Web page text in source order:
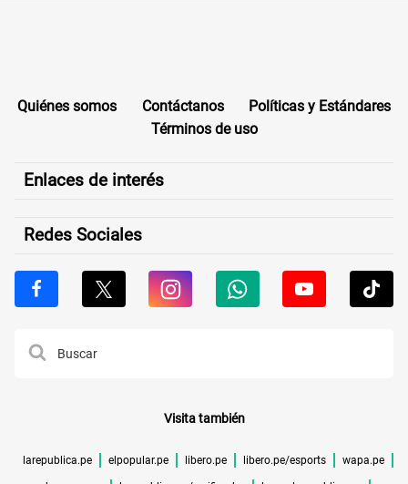
Quiénes somos Contáctanos
Políticas y Estándares
Términos de uso
Enlaces de interés
Redes Sociales
Visita también
larepublica.pe elpopular.pe libero.pe libero.pe/esports wapa.pe